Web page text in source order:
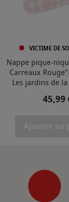
VICTIME DE
Nappe pique-
Carreaux
Les jardins de
Prix
45,99